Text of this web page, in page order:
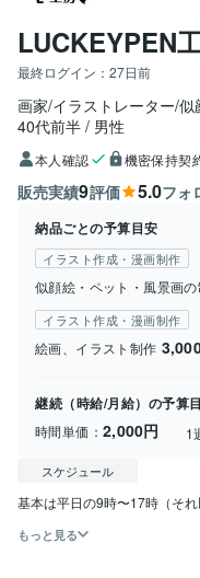
LUCKEYPEN
最終ログイン： 27日前
画家/イラストレーター/似
40代前半
男性
本人確認 機密保持契
販売実績9評価 5.0フォ
納品ごとの予算目安
イラスト作成・漫画制作
似顔絵・ペット・風景画
イラスト作成・漫画制作
絵画、イラスト制作
継続（時給/月給）の予算
時間単価： 2,000円 1
スケジュール
基本は平日の9時〜17時（そ
もっと見る